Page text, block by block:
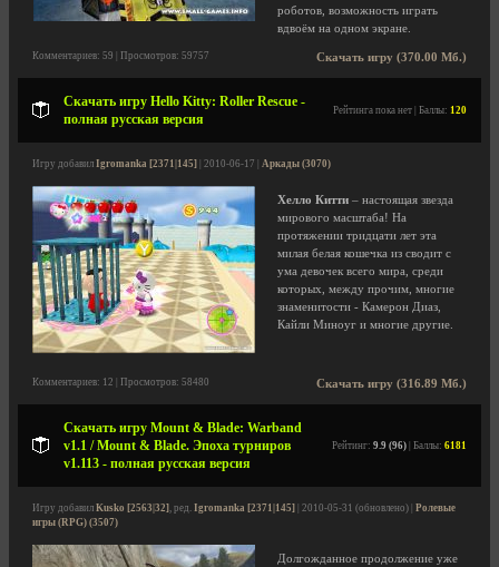
роботов, возможность играть
вдвоём на одном экране.
Скачать игру (370.00 Мб.)
Комментариев: 59 | Просмотров: 59757
Скачать игру Hello Kitty: Roller Rescue -
полная русская версия
Рейтинга пока нет | Баллы: 120
Игру добавил Igromanka [2371|145] | 2010-06-17 | Аркады (3070)
Хелло Китти – настоящая звезда
мирового масштаба! На
протяжении тридцати лет эта
милая белая кошечка из сводит с
ума девочек всего мира, среди
которых, между прочим, многие
знаменитости - Камерон Диаз,
Кайли Миноуг и многие другие.
Скачать игру (316.89 Мб.)
Комментариев: 12 | Просмотров: 58480
Скачать игру Mount & Blade: Warband
v1.1 / Mount & Blade. Эпоха турниров
v1.113 - полная русская версия
Рейтинг: 9.9 (96) | Баллы: 6181
Игру добавил Kusko [2563|32], ред. Igromanka [2371|145] | 2010-05-31 (обновлено) | Ролевые
игры (RPG) (3507)
Долгожданное продолжение уже